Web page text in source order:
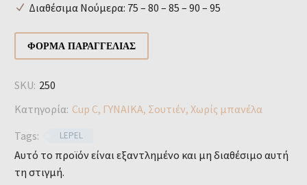
Διαθέσιμα Νούμερα: 75 – 80 – 85 – 90 – 95
ΦΌΡΜΑ ΠΑΡΑΓΓΕΛΊΑΣ
SKU: 250
Κατηγορία: Cup C, ΓΥΝΑΙΚΑ, Σουτιέν, Χωρίς μπανέλα
Tags:
LEPEL
Αυτό το προϊόν είναι εξαντλημένο και μη διαθέσιμο αυτή
τη στιγμή.